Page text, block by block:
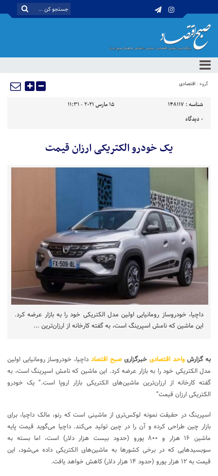
گروه : اقتصادی
شناسه : 148117
15 مارس 2021 - 11:31
0 دیدگاه
یک خودرو الکتریکی ارزان قیمت
داچیا، خودروساز رومانیایی اولین مدل الکتریکی خود را به بازار عرضه کرد.
این ماشین که نامش اسپرینگ است، به گفته کارخانه از ارزان‌ترین ...
به گزارشواحد اقتصادی خبرگزاریصبح اقتصاد داچیا، خودروساز رومانیایی اولین
مدل الکتریکی خود را به بازار عرضه کرد. این ماشین که نامش اسپرینگ است، به
گفته کارخانه از ارزان‌ترین ماشین‌های الکتریکی بازار اروپا است.” یک خودرو
الکتریکی ارزان قیمت”
اسپرینگ در حقیقت نمونه لوکس‌تری از ماشینی است که رنو، مالک داچیا، برای
بازار چین طراحی کرده و آن را در چین تولید می‌کند. داچیا می‌گوید قیمت پایه
ماشین ۱۶ هزار و ۸۰۰ یورو (حدود بیست هزار دلار) است، اما بسته به
سوبسید‌هایی که در برخی کشورها به ماشین‌های الکتریکی داده می‌شود، این
قیمت به ۱۲ هزار یورو (حدود ۱۴ هزار دلار) کاهش خواهد یافت.